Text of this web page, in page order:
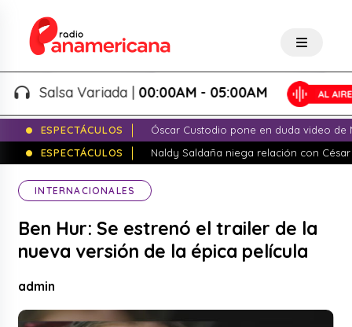
Salsa Variada |00:00AM - 05:00AM
ESPECTÁCULOS
Óscar Custodio pone en duda video de
ESPECTÁCULOS
Naldy Saldaña niega relación con
INTERNACIONALES
Ben Hur: Se estrenó el trailer de la
nueva versión de la épica película
admin